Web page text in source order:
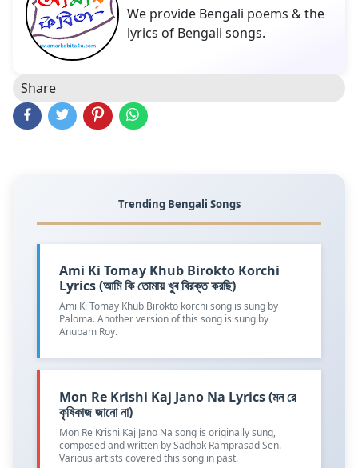
We provide Bengali poems & the
lyrics of Bengali songs.
Share
Trending Bengali Songs
Ami Ki Tomay Khub Birokto Korchi
Lyrics (আমি কি তোমায় খুব বিরক্ত করছি)
Ami Ki Tomay Khub Birokto korchi song is sung by
Paloma. Another version of this song is sung by
Anupam Roy.
Mon Re Krishi Kaj Jano Na Lyrics (মন রে
কৃষিকাজ জানো না)
Mon Re Krishi Kaj Jano Na song is originally sung,
composed and written by Sadhok Ramprasad Sen.
Various artists covered this song in past.